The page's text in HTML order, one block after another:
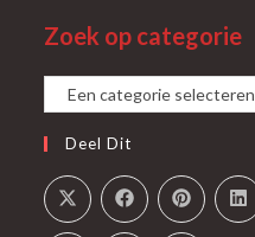
een
tab
Zoek op categorie
Een
categorie
selecteren
Deel Dit